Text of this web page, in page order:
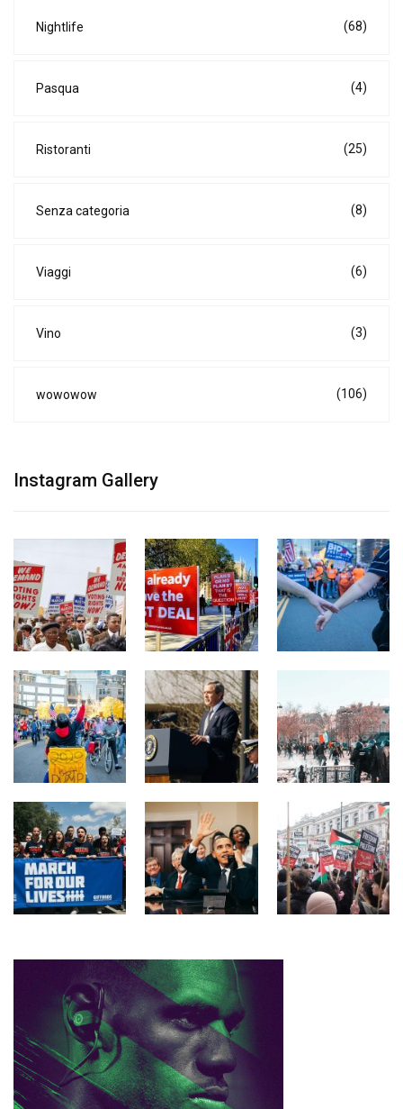
Nightlife (68)
Pasqua (4)
Ristoranti (25)
Senza categoria (8)
Viaggi (6)
Vino (3)
wowowow (106)
Instagram Gallery